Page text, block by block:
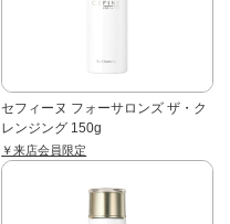
セフィーヌ フォーサロンズ ザ・ク
レンジング 150g
￥来店会員限定